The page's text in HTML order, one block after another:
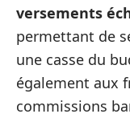
versements
permettant de
une casse du
également aux
commissions